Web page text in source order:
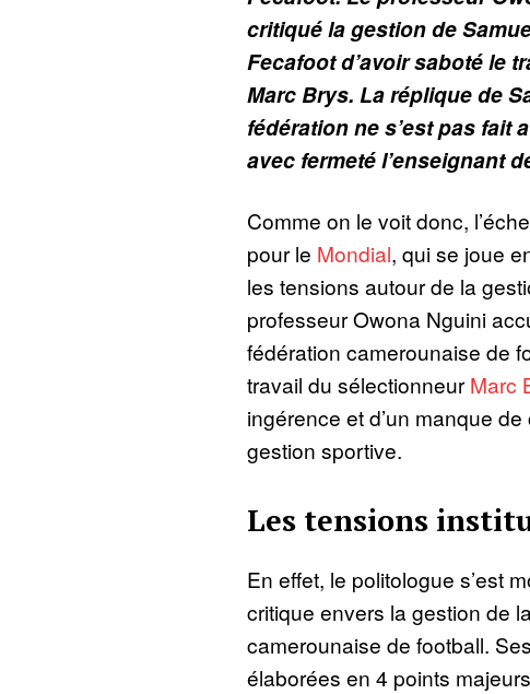
critiqué la gestion de
Fecafoot d’avoir saboté le
Marc Brys. La réplique de
fédération ne s’est pas fait
avec fermeté l’enseignant
Comme on le voit donc,
pour le Mondial, qui se joue
les tensions autour de la
professeur Owona Nguini
fédération camerounaise de
travail du sélectionneurMarc
ingérence et d’un manque
gestion sportive.
Les tensions
En effet, le politologue s’est
critique envers la gestion de
camerounaise de football.
élaborées en 4 points